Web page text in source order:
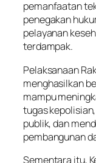
pemanfaatan
penegakan
pelayanan
terdampak.
Pelaksanaan
menghasilkan
mampu
tugas
publik, dan
pembangunan
Sementara itu,